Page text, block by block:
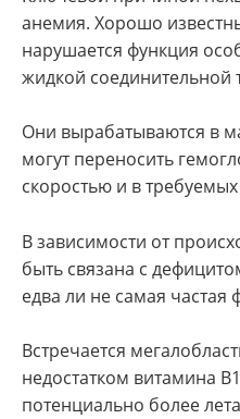
анемия. Хорошо
нарушается функция
жидкой соединительной
Они вырабатываются в
могут переносить
скоростью и в требуемых
В зависимости от
быть связана с
едва ли не самая
Встречается
недостатком витамина
потенциально более